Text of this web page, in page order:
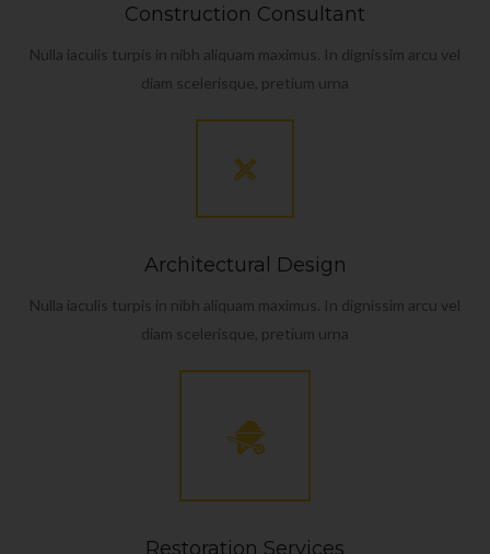
Construction Consultant
Nulla iaculis turpis in nibh aliquam maximus. In dignissim arcu vel
diam scelerisque, pretium urna
Architectural Design
Nulla iaculis turpis in nibh aliquam maximus. In dignissim arcu vel
diam scelerisque, pretium urna
Restoration Services